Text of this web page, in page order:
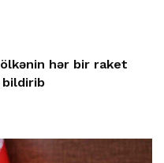
hər bir raket
bildirib